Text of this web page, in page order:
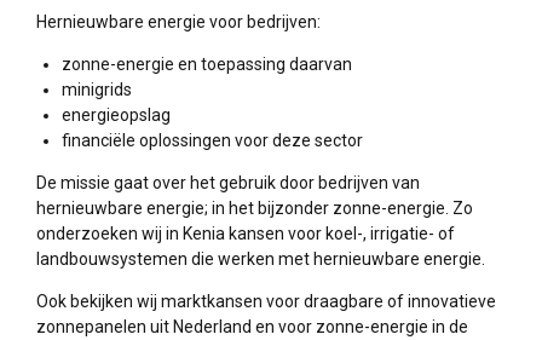
Hernieuwbare energie voor bedrijven:
zonne-energie en toepassing daarvan
minigrids
energieopslag
financiële oplossingen voor deze sector
De missie gaat over het gebruik door bedrijven van
hernieuwbare energie; in het bijzonder zonne-energie. Zo
onderzoeken wij in Kenia kansen voor koel-, irrigatie- of
landbouwsystemen die werken met hernieuwbare energie.
Ook bekijken wij marktkansen voor draagbare of innovatieve
zonnepanelen uit Nederland en voor zonne-energie in de